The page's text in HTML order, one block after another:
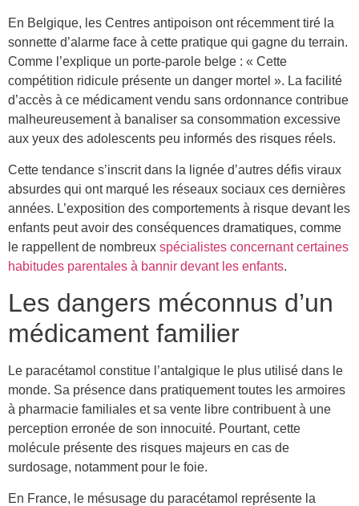
En Belgique, les Centres antipoison ont récemment tiré la
sonnette d’alarme face à cette pratique qui gagne du terrain.
Comme l’explique un porte-parole belge : « Cette
compétition ridicule présente un danger mortel ». La facilité
d’accès à ce médicament vendu sans ordonnance contribue
malheureusement à banaliser sa consommation excessive
aux yeux des adolescents peu informés des risques réels.
Cette tendance s’inscrit dans la lignée d’autres défis viraux
absurdes qui ont marqué les réseaux sociaux ces dernières
années. L’exposition des comportements à risque devant les
enfants peut avoir des conséquences dramatiques, comme
le rappellent de nombreux spécialistes concernant certaines
habitudes parentales à bannir devant les enfants.
Les dangers méconnus d’un
médicament familier
Le paracétamol constitue l’antalgique le plus utilisé dans le
monde. Sa présence dans pratiquement toutes les armoires
à pharmacie familiales et sa vente libre contribuent à une
perception erronée de son innocuité. Pourtant, cette
molécule présente des risques majeurs en cas de
surdosage, notamment pour le foie.
En France, le mésusage du paracétamol représente la